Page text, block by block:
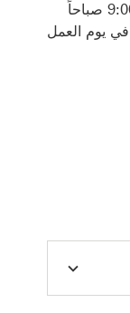
إن فريق خدمة العملاء لدينا متوفر من يوم الإثنين إلى يوم الجمعة، من الساعة 9:00 صباحاً
في يوم العمل